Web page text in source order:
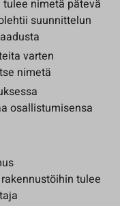
nimetä pätevä
suunnittelun
varten
nimetä
osallistumisensa
tulee